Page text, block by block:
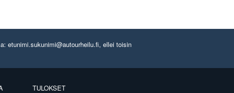
etunimi.sukunimi@autourheilu.fi, ellei toisin
TULOKSET